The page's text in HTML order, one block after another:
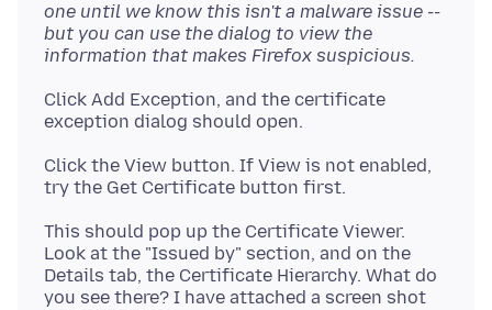
one until we know this isn't a malware issue --
but you can use the dialog to view the
information that makes Firefox suspicious.
Click Add Exception, and the certificate
Click the View button. If View is not enabled,
This should pop up the Certificate Viewer.
Look at the "Issued by" section, and on the
Details tab, the Certificate Hierarchy. What do
you see there? I have attached a screen shot